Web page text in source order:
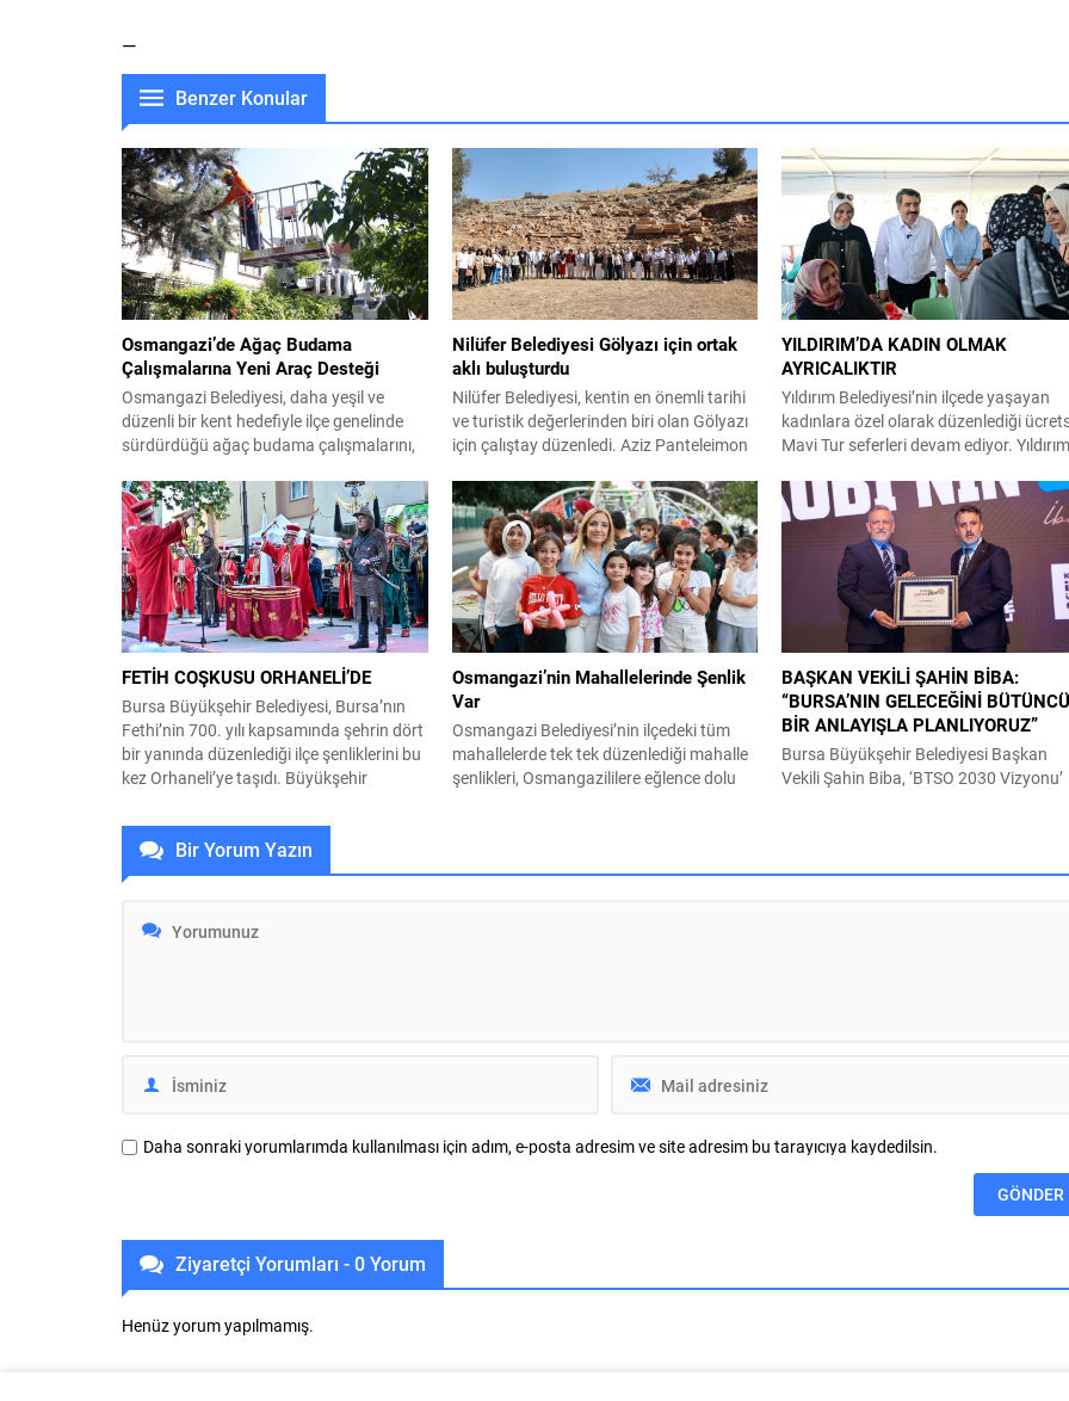
—
Benzer Konular
Osmangazi’de Ağaç Budama
Çalışmalarına Yeni Araç Desteği
Osmangazi Belediyesi, daha yeşil ve
düzenli bir kent hedefiyle ilçe genelinde
sürdürdüğü ağaç budama çalışmalarını,
kazandırılan sepetli iş aracının sağladığı
erişim ve güvenlik avantajıyla daha etkin
şekilde gerçekleştiriyor. Osmangazi
Belediyesi, ilçe genelindeki yeşil alanların
korunması, ağaçların sağlıklı gelişiminin
desteklenmesi ve kent estetiğinin
iyileştirilmesi amacıyla yürüttüğü...
Nilüfer Belediyesi Gölyazı için ortak
aklı buluşturdu
Nilüfer Belediyesi, kentin en önemli tarihi
ve turistik değerlerinden biri olan Gölyazı
için çalıştay düzenledi. Aziz Panteleimon
arkeolojik değerleri ve doğal güzellikleriyle
dünya standartlarında bir turizm
destinasyonuna dönüştürülmesi hedefi
vurgulandı. Nilüfer Belediyesi, tarihi ve
turistik özellikleri ile öne çıkan Gölyazı için
kapsamlı bir çalıştay düzenledi. Gölyazı
Aziz...
YILDIRIM’DA KADIN OLMAK
AYRICALIKTIR
Yıldırım Belediyesi’nin ilçede yaşayan
kadınlara özel olarak düzenlediği
Mavi Tur seferleri devam ediyor.
yatırımlarını sosyal belediyecilik
projeleriyle de desteklemeyi
Vatandaşların yaşam kalitesini
çalışmalara bir yenisini ekleyen Yıldırım
Belediyesi, ilçedeki kadınlar için Mavi
programını hayata geçirdi.
başlayan Mavi Tur seferleri;...
FETİH COŞKUSU ORHANELİ’DE
Bursa Büyükşehir Belediyesi, Bursa’nın
Fethi’nin 700. yılı kapsamında şehrin dört
bir yanında düzenlediği ilçe şenliklerini bu
kez Orhaneli’ye taşıdı. Büyükşehir
Dairesi Başkanlığı tarafından Orhaneli 9
Eylül Meydanı’nda gerçekleştirilen
etkinlikler, her yaştan vatandaşı bir araya
dernekleri ve kooperatif stantları yoğun...
Osmangazi’nin Mahallelerinde Şenlik
Var
Osmangazi Belediyesi’nin ilçedeki tüm
mahallelerde tek tek düzenlediği mahalle
şenlikleri, Osmangazililere eğlence dolu
neşeli ve keyifli geçirmesi amacıyla
BAŞKAN VEKİLİ ŞAHİN BİBA:
“BURSA’NIN GELECEĞİNİ
BİR ANLAYIŞLA PLANLIYORUZ”
Bursa Büyükşehir Belediyesi Başkan
Vekili Şahin Biba, ‘BTSO 2030 Vizyonu’
turizm master planlarını
Bir Yorum Yazın
Daha sonraki yorumlarımda kullanılması için adım, e-posta adresim ve site adresim bu tarayıcıya kaydedilsin.
Ziyaretçi Yorumları - 0 Yorum
Henüz yorum yapılmamış.